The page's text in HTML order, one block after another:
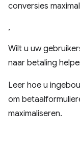
conversies
,
Wilt u uw
naar betaling
Leer hoe u
om
maximaliseren.